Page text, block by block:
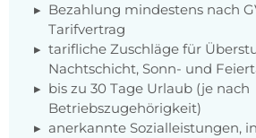
Bezahlung mindestens nach
Tarifvertrag
tarifliche Zuschläge für
Nachtschicht, Sonn- und
bis zu 30 Tage Urlaub (je nach
Betriebszugehörigkeit)
anerkannte Sozialleistungen,